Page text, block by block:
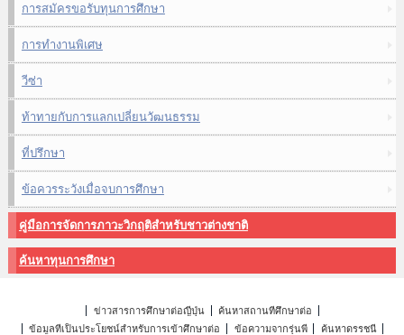
การสมัครขอรับทุนการศึกษา
การทำงานพิเศษ
วีซ่า
ท้าทายกับการแลกเปลี่ยนวัฒนธรรม
ที่ปรึกษา
ข้อควรระวังเมื่อจบการศึกษา
คู่มือการจัดการภาวะวิกฤติสำหรับชาวต่างชาติ
ค้นหาทุนการศึกษา
ข่าวสารการศึกษาต่อญี่ปุ่น
ค้นหาสถานที่ศึกษาต่อ
ข้อมูลที่เป็นประโยชน์สำหรับการเข้าศึกษาต่อ
ข้อความจากรุ่นพี่
ค้นหาดรรชนี